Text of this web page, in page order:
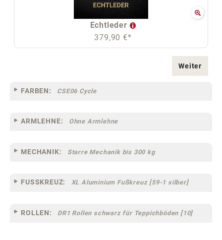
Echtleder
379,90 €*
Weiter
FARBEN: CSE06 Cycle
ARMLEHNE: Ohne Armlehne
MECHANIK: Starre Mechanik bis 300 kg
FUSSKREUZ: XL Aluminium Fußkreuz [59-1 silber]
ROLLEN: DR1 Rollen schwarz für Teppichböden [10]